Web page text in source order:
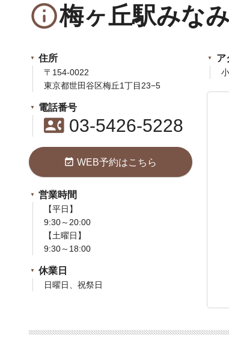
info_outline梅ヶ丘駅みな
住所
〒154-0022
東京都世田谷区梅丘1丁目23−5
電話番号
contact_phone03-5426-5228
event_available WEB予約はこちら
営業時間
【平日】
9:30～20:00
【土曜日】
9:30～18:00
休業日
日曜日、祝祭日
ア